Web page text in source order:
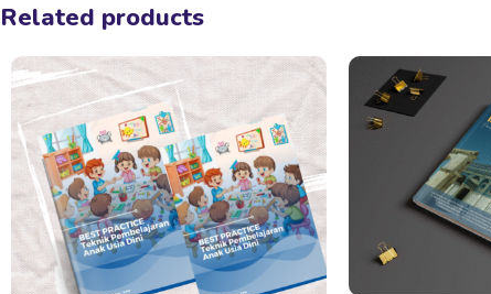
Related products